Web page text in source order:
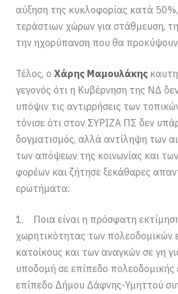
αύξηση της κυκλοφορίας κατά
τεράστιων χώρων για στάθμευση,
την ηχορύπανση που θα
Τέλος, οΧάρης Μαμουλάκης
γεγονός ότι η Κυβέρνηση της ΝΔ
υπόψιν τις αντιρρήσεις των
τόνισε ότι στον ΣΥΡΙΖΑ ΠΣ δεν
δογματισμός, αλλά αντίληψη των
των απόψεων της κοινωνίας και
φορέων και ζήτησε ξεκάθαρες
ερωτήματα:
1. Ποια είναι η πρόσφατη
χωρητικότητας των πολεοδομικών
κατοίκους και των αναγκών σε γη
υποδομή σε επίπεδο πολεοδομικής
επίπεδο Δήμου Δάφνης-Υμηττού